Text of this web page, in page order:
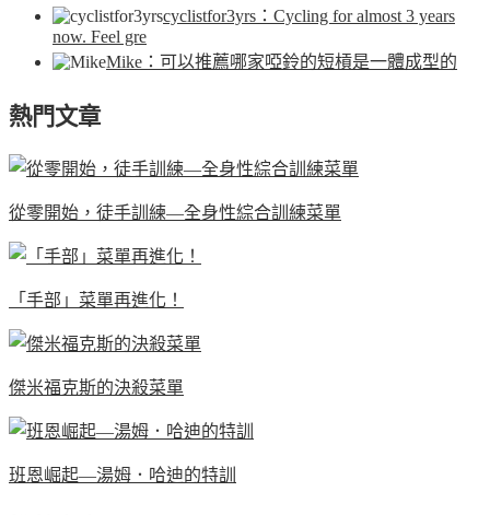
cyclistfor3yrs ：Cycling for almost 3 years
now. Feel gre
Mike ：可以推薦哪家啞鈴的短槓是一體成型的
熱門文章
從零開始，徒手訓練—全身性綜合訓練菜單
「手部」菜單再進化！
傑米福克斯的決殺菜單
班恩崛起—湯姆．哈迪的特訓